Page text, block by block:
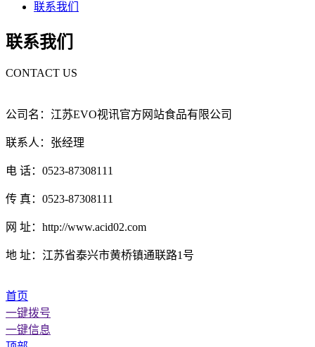
联系我们
联系我们
CONTACT US
公司名：江苏EVO视讯官方网站食品有限公司
联系人：张经理
电 话：0523-87308111
传 真：0523-87308111
网 址：http://www.acid02.com
地 址：江苏省泰兴市黄桥镇通联路1号
首页
一键拨号
一键信息